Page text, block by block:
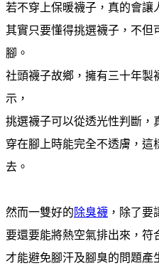
若不穿上保暖襪子，真的會讓
其實只要懂得挑選襪子，不但
腳。
社頭襪子故鄉，擁有三十年製
示，
挑選襪子可以從透光性判斷，
穿在腳上時能完全不透膚，
去。
然而一雙好的除臭襪 ，除了要
要還要能將熱空氣排出來，符
才能避免腳汗及腳臭的問題產